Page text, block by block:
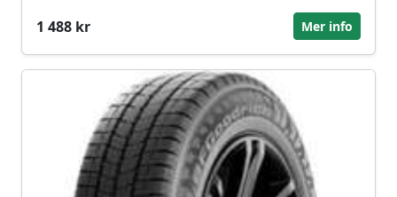
1 488 kr
Mer info